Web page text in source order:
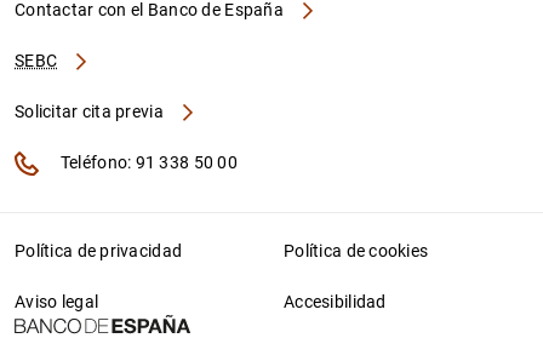
Contactar con el Banco de España
SEBC
Solicitar cita previa
Teléfono: 91 338 50 00
Política de privacidad Política de cookies
Aviso legal Accesibilidad